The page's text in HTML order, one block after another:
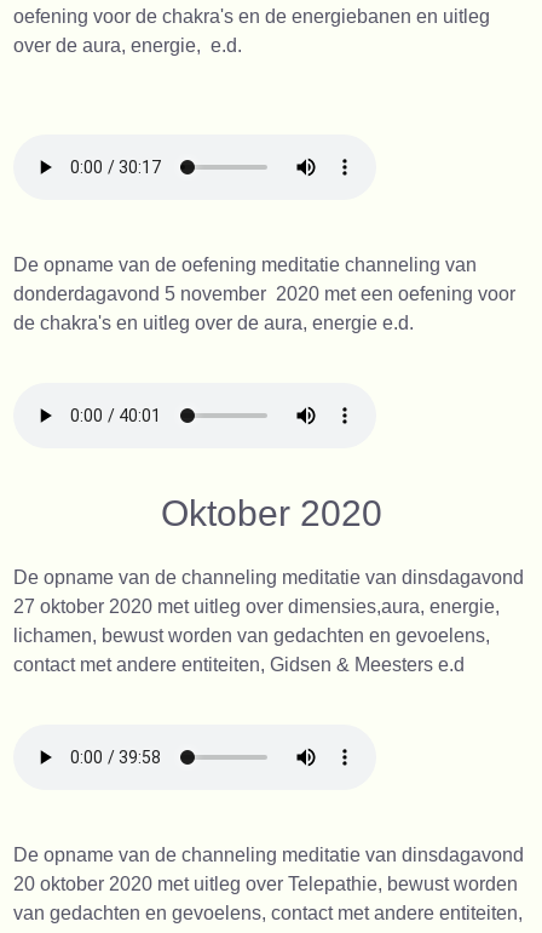
oefening voor de chakra's en de energiebanen en uitleg
over de aura, energie, e.d.
De opname van de oefening meditatie channeling van
donderdagavond 5 november 2020 met een oefening voor
de chakra's en uitleg over de aura, energie e.d.
Oktober 2020
De opname van de channeling meditatie van dinsdagavond
27 oktober 2020 met uitleg over dimensies,aura, energie,
lichamen, bewust worden van gedachten en gevoelens,
contact met andere entiteiten, Gidsen & Meesters e.d
De opname van de channeling meditatie van dinsdagavond
20 oktober 2020 met uitleg over Telepathie, bewust worden
van gedachten en gevoelens, contact met andere entiteiten,